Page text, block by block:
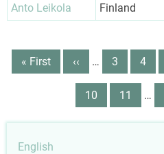
Anto Leikola
Finland
Première
« First
Page
‹‹ … Page
3 Page
4
Page
10 Page
11 …
English